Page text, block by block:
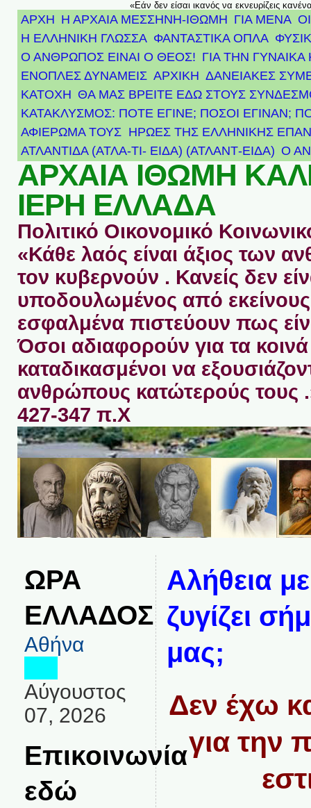
«Εάν δεν είσαι ικανός να εκνευρίζεις
ΑΡΧΗ Η ΑΡΧΑΙΑ ΜΕΣΣΗΝΗ-ΙΘΩΜΗ ΓΙΑ ΜΕΝΑ
Η ΕΛΛΗΝΙΚΗ ΓΛΩΣΣΑ ΦΑΝΤΑΣΤΙΚΑ ΟΠΛΑ
Ο ΑΝΘΡΩΠΟΣ ΕΙΝΑΙ Ο ΘΕΟΣ! ΓΙΑ ΤΗΝ ΓΥΝΑΙΚΑ
ΕΝΟΠΛΕΣ ΔΥΝΑΜΕΙΣ ΑΡΧΙΚΉ ΔΑΝΕΙΑΚΕΣ
ΚΑΤΟΧΗ ΘΑ ΜΑΣ ΒΡΕΙΤΕ ΕΔΩ ΣΤΟΥΣ
ΚΑΤΑΚΛΥΣΜΟΣ: ΠΟΤΕ ΕΓΙΝΕ; ΠΟΣΟΙ ΕΓΙΝΑΝ;
ΑΦΙΈΡΩΜΑ ΤΟΥΣ ΉΡΩΕΣ ΤΗΣ ΕΛΛΗΝΙΚΉΣ
ΑΤΛΑΝΤΊΔΑ (ΑΤΛΑ-ΤΙ- ΕΙΔΑ) (ΑΤΛΑΝΤ-ΕΙΔΑ) Ο
ΑΡΧΑΙΑ ΙΘΩΜΗ
ΙΕΡΗ ΕΛΛΑΔΑ
Πολιτικό Οικονομικό
«Κάθε λαός είναι άξιος των
τον κυβερνούν . Κανείς δεν
υποδουλωμένος από
εσφαλμένα πιστεύουν πως
Όσοι αδιαφορούν για τα κοινά
καταδικασμένοι να
ανθρώπους κατώτερούς τους
427-347 π.Χ
ΩΡΑ
ΕΛΛΑΔΟΣ
Αθήνα
Αύγουστος
07, 2026
Επικοινωνία
εδώ
Αλήθεια
ζυγίζει
μας;
Δεν έχω
για την